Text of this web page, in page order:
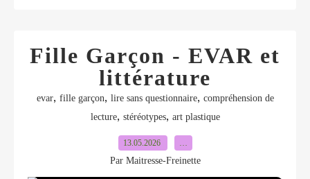
Fille Garçon - EVAR et
littérature
evar, fille garçon, lire sans questionnaire, compréhension de
lecture, stéréotypes, art plastique
13.05.2026 …
Par Maitresse-Freinette